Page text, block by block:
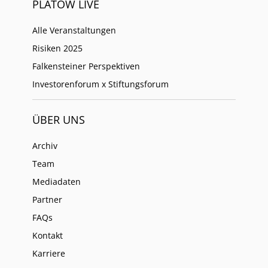
PLATOW LIVE
Alle Veranstaltungen
Risiken 2025
Falkensteiner Perspektiven
Investorenforum x Stiftungsforum
ÜBER UNS
Archiv
Team
Mediadaten
Partner
FAQs
Kontakt
Karriere